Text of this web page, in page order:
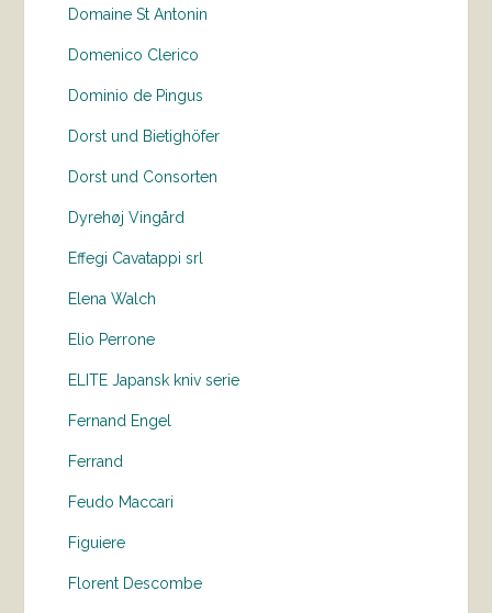
Domaine St Antonin
Domenico Clerico
Dominio de Pingus
Dorst und Bietighöfer
Dorst und Consorten
Dyrehøj Vingård
Effegi Cavatappi srl
Elena Walch
Elio Perrone
ELITE Japansk kniv serie
Fernand Engel
Ferrand
Feudo Maccari
Figuiere
Florent Descombe